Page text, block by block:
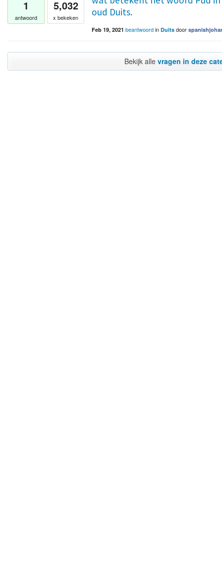
1
antwoord
5,032
x bekeken
oud Duits.
Feb 19, 2021 beantwoordin Duits door
Bekijk alle vragen in deze